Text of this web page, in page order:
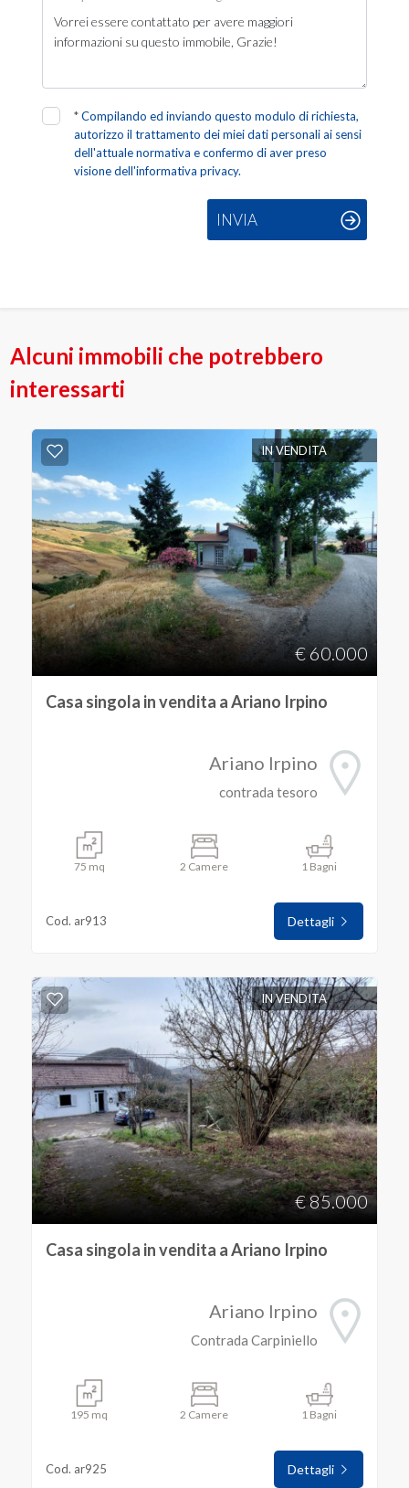
*Compilando ed inviando questo modulo di richiesta,
autorizzo il trattamento dei miei dati personali ai sensi
dell'attuale normativa e confermo di aver preso
visione dell'informativa privacy.
INVIA
Alcuni immobili che potrebbero
interessarti
IN VENDITA
€ 60.000
Casa singola in vendita a Ariano Irpino
Ariano Irpino
contrada tesoro
75 mq 2 Camere 1 Bagni
Cod. ar913 Dettagli
IN VENDITA
€ 85.000
Casa singola in vendita a Ariano Irpino
Ariano Irpino
Contrada Carpiniello
195 mq 2 Camere 1 Bagni
Cod. ar925 Dettagli